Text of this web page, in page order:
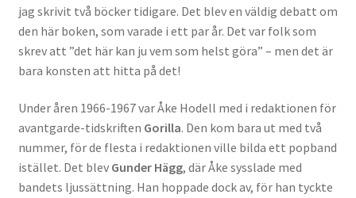
jag skrivit två böcker tidigare. Det blev en väldig debatt om
den här boken, som varade i ett par år. Det var folk som
skrev att ”det här kan ju vem som helst göra” – men det är
bara konsten att hitta på det!
Under åren 1966-1967 var Åke Hodell med i redaktionen för
avantgarde-tidskriften Gorilla. Den kom bara ut med två
nummer, för de flesta i redaktionen ville bilda ett popband
istället. Det blev Gunder Hägg, där Åke sysslade med
bandets ljussättning. Han hoppade dock av, för han tyckte